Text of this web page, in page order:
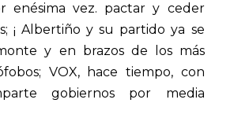
enésima vez. pactar y ceder
¡ Albertiño y su partido ya se
y en brazos de los más
VOX, hace tiempo, con
gobiernos por media